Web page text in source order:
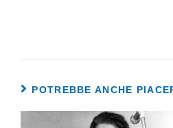
POTREBBE ANCHE